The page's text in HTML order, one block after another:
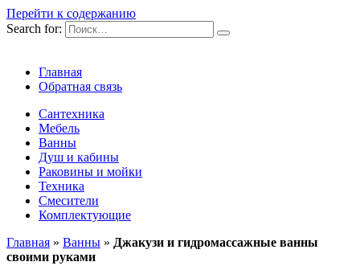
Перейти к содержанию
Search for:
Главная
Обратная связь
Сантехника
Мебель
Ванны
Душ и кабины
Раковины и мойки
Техника
Смесители
Комплектующие
Главная » Ванны » Джакузи и гидромассажные ванны
своими руками